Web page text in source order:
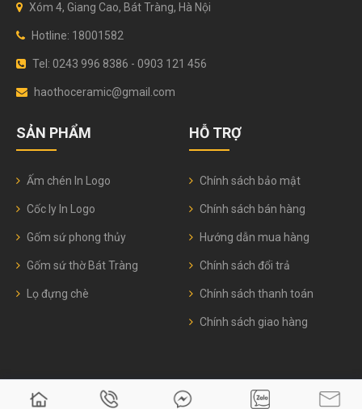
Xóm 4, Giang Cao, Bát Tràng, Hà Nội
Hotline: 18001582
Tel: 0243 996 8386 - 0903 121 456
haothoceramic@gmail.com
SẢN PHẨM
Ấm chén In Logo
Cốc ly In Logo
Gốm sứ phong thủy
Gốm sứ thờ Bát Tràng
Lọ đựng chè
HỖ TRỢ
Chính sách bảo mật
Chính sách bán hàng
Hướng dẫn mua hàng
Chính sách đổi trả
Chính sách thanh toán
Chính sách giao hàng